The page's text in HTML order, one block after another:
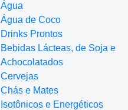
Água
Água de Coco
Drinks Prontos
Bebidas Lácteas, de Soja e
Achocolatados
Cervejas
Chás e Mates
Isotônicos e Energéticos